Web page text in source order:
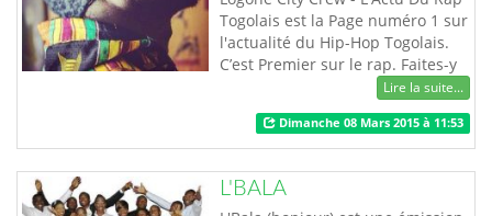
Togolais est la Page numéro 1 sur
l'actualité du Hip-Hop Togolais.
C’est Premier sur le rap. Faites-y
Lire la suite...
Dimanche 08 Mars 2015 à 11:53
L'BALA